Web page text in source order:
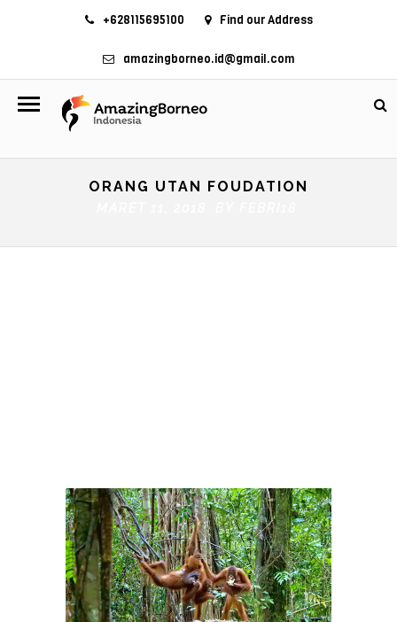
+628115695100 Find our Address
amazingborneo.id@gmail.com
ORANG UTAN FOUDATION